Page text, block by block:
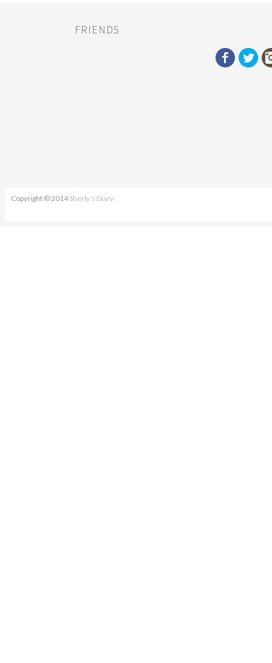
FRIENDS
Copyright © 2014 Sherly's Diary